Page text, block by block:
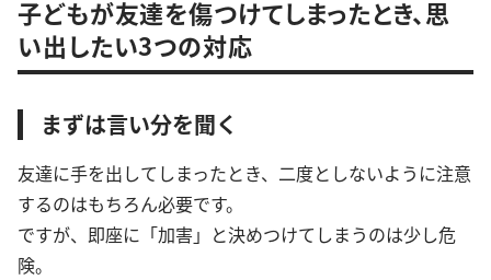
子どもが友達を傷つけてしまったとき、思
い出したい3つの対応
まずは言い分を聞く
友達に手を出してしまったとき、二度としないように注意
するのはもちろん必要です。
ですが、即座に「加害」と決めつけてしまうのは少し危
険。